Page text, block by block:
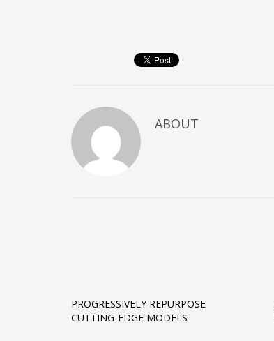
ABOUT
PROGRESSIVELY REPURPOSE
CUTTING-EDGE MODELS